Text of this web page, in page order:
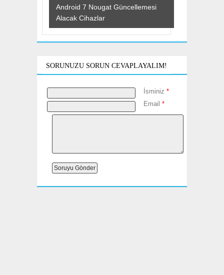
Android 7 Nougat Güncellemesi
Alacak Cihazlar
SORUNUZU SORUN CEVAPLAYALIM!
İsminiz *
Email *